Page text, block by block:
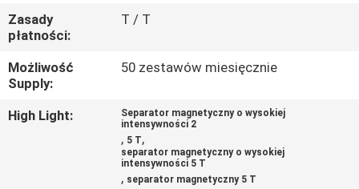
WIADOMOŚCI
WIEDZA
Zasady
płatności:
T / T
Możliwość
Supply:
50 zestawów miesięcznie
High Light:
Separator magnetyczny o wysokiej
intensywności 2
, 5 T,
separator magnetyczny o wysokiej
intensywności 5 T
, separator magnetyczny 5 T